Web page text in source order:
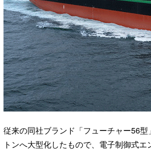
従来の同社ブランド「フューチャー56
トンへ大型化したもので、電子制御式